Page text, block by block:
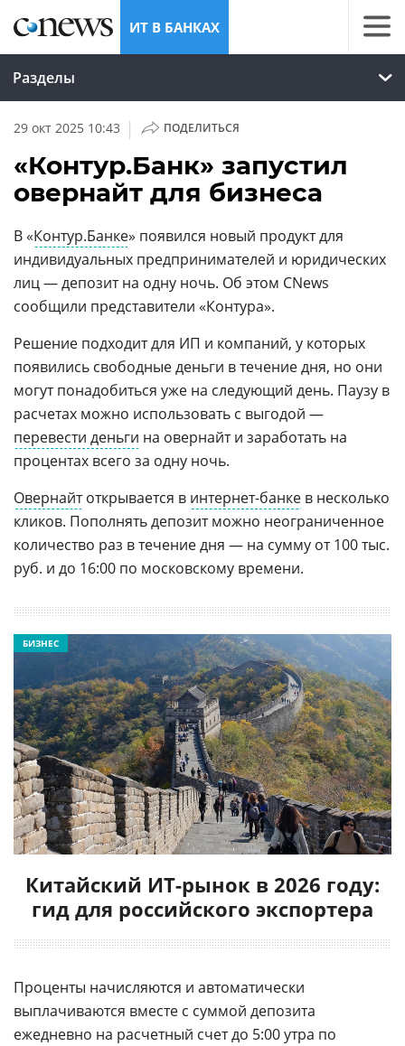
ИТ В БАНКАХ
Разделы
29 окт 2025 10:43 | ПОДЕЛИТЬСЯ
«Контур.Банк» запустил
овернайт для бизнеса ​
В «Контур.Банке» появился новый продукт для
индивидуальных предпринимателей и юридических
лиц — депозит на одну ночь. Об этом CNews
сообщили представители «Контура».
Решение подходит для ИП и компаний, у которых
появились свободные деньги в течение дня, но они
могут понадобиться уже на следующий день. Паузу в
расчетах можно использовать с выгодой —
перевести деньги на овернайт и заработать на
процентах всего за одну ночь.
Овернайтоткрывается в интернет-банке в несколько
кликов. Пополнять депозит можно неограниченное
количество раз в течение дня — на сумму от 100 тыс.
руб. и до 16:00 по московскому времени.
Китайский ИТ-рынок в 2026 году:
гид для российского экспортера
БИЗНЕС
Проценты начисляются и автоматически
выплачиваются вместе с суммой депозита
ежедневно на расчетный счет до 5:00 утра по